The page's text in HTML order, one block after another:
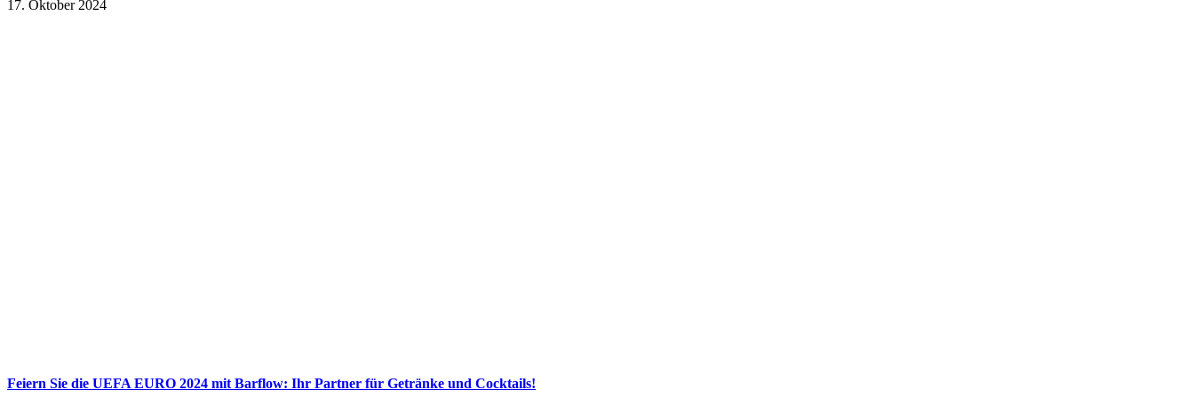
17. Oktober 2024
Feiern Sie die UEFA EURO 2024 mit Barflow: Ihr Partner für Getränke und Cocktails!